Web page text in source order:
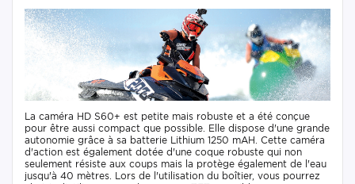
La caméra HD S60+ est petite mais robuste et a été conçue
pour être aussi compact que possible. Elle dispose d'une grande
autonomie grâce à sa batterie Lithium 1250 mAH. Cette caméra
d'action est également dotée d'une coque robuste qui non
seulement résiste aux coups mais la protège également de l'eau
jusqu'à 40 mètres. Lors de l'utilisation du boîtier, vous pourrez